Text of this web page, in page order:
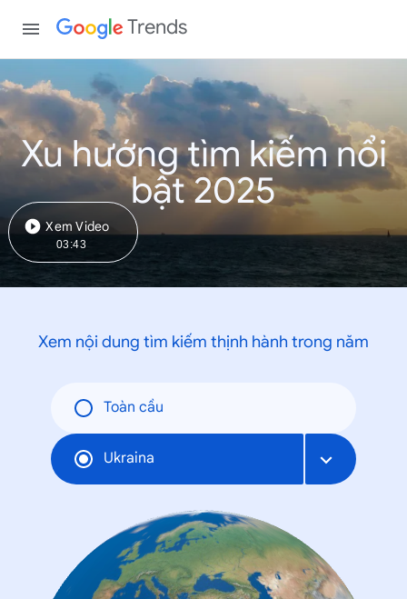
Trends
Xu hướng tìm kiếm nổi
bật 2025
Xem Video
03:43
Xem nội dung tìm kiếm thịnh hành trong năm
Toàn cầu
Ukraina